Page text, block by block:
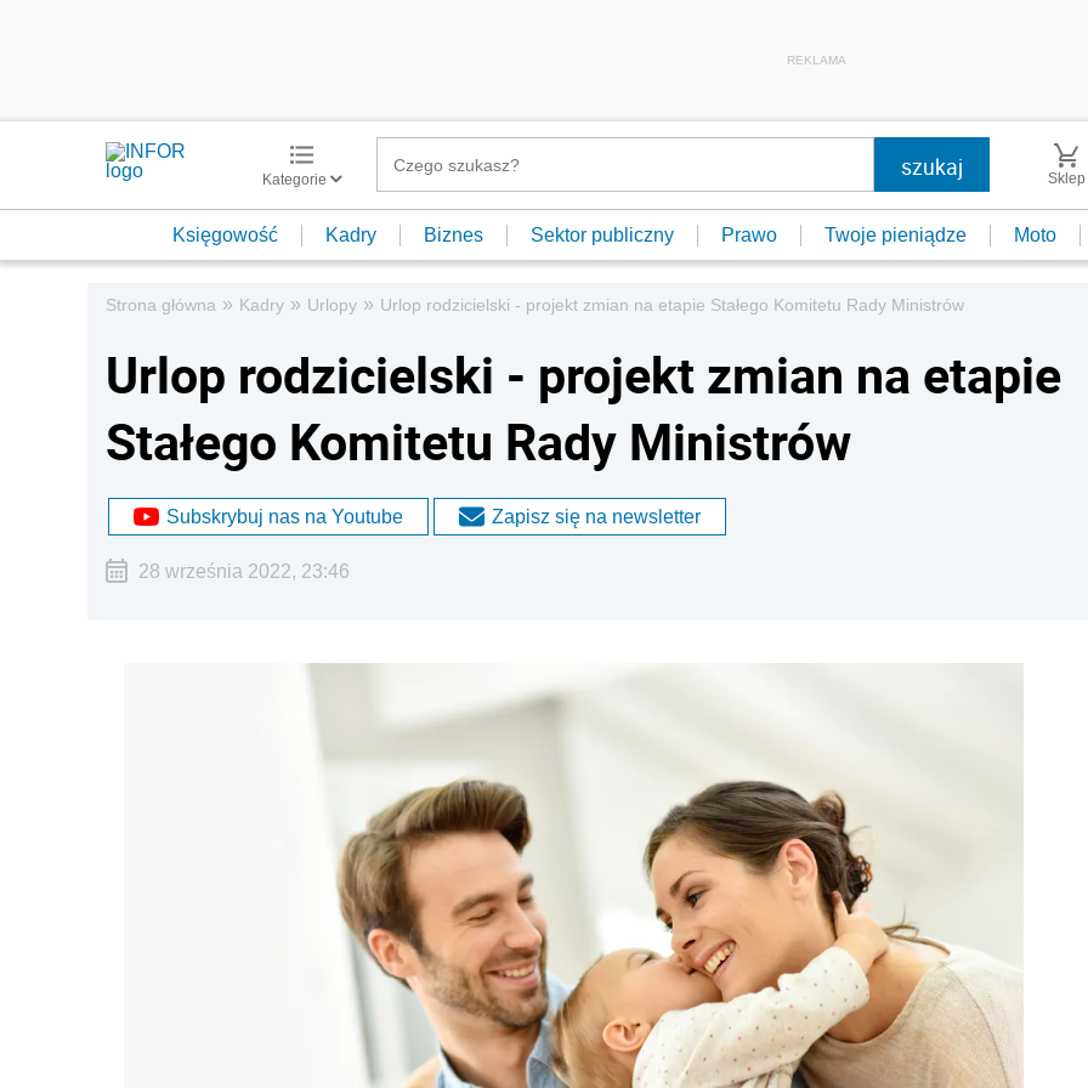
REKLAMA
Kategorie Sklep
Księgowość Kadry Biznes Sektor publiczny Prawo Twoje pieniądze Moto
Strona główna » Kadry » Urlopy » Urlop rodzicielski - projekt zmian na etapie Stałego Komitetu Rady Ministrów
Urlop rodzicielski - projekt zmian na etapie
Stałego Komitetu Rady Ministrów
Subskrybuj nas na Youtube Zapisz się na newsletter
28 września 2022, 23:46